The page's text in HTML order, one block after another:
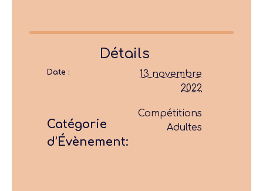
Détails
Date :
13 novembre
2022
Catégorie
d’Évènement:
Compétitions
Adultes